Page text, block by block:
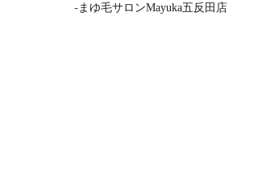
まゆ毛サロンMayuka五反田店